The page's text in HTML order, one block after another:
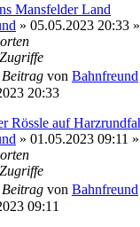
Mansfelder Land
» 05.05.2023 20:33
Zugriffe
Beitrag von Bahnfreund
20:33
Rössle auf
» 01.05.2023 09:11
Zugriffe
Beitrag von Bahnfreund
09:11